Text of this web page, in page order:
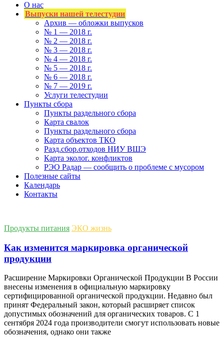
О нас
Выпуски нашей телестудии
Архив — обложки выпусков
№ 1 — 2018 г.
№ 2 — 2018 г.
№ 3 — 2018 г.
№ 4 — 2018 г.
№ 5 — 2018 г.
№ 6 — 2018 г.
№ 7 — 2019 г.
Услуги телестудии
Пункты сбора
Пункты раздельного сбора
Карта свалок
Пункты раздельного сбора
Карта объектов ТКО
Разд.сбор.отходов НИУ ВШЭ
Карта эколог. конфликтов
РЭО Радар — сообщить о проблеме с мусором
Полезные сайты
Календарь
Контакты
Продукты питания ЭКО жизнь
Как изменится маркировка органической
продукции
Расширение Маркировки Органической Продукции В России
внесены изменения в официальную маркировку
сертифицированной органической продукции. Недавно был
принят Федеральный закон, который расширяет список
допустимых обозначений для органических товаров. С 1
сентября 2024 года производители смогут использовать новые
обозначения, однако они также